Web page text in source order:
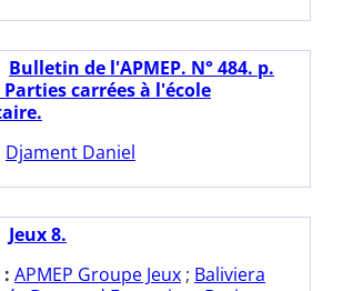
Bulletin de l'APMEP. N° 484. p.
Parties carrées à l'école
Djament Daniel
Jeux 8.
APMEP Groupe Jeux ; Baliviera